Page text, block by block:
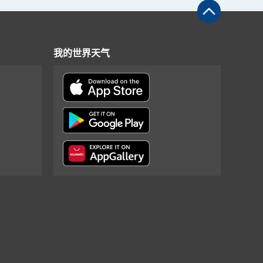
我的世界天气